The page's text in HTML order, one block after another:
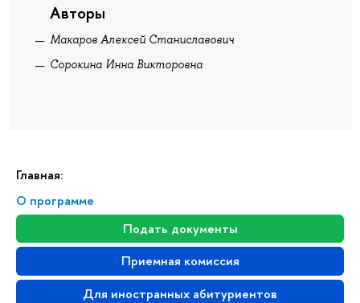
Главная:
О программе
Подать документы
Приемная комиссия
Для иностранных абитуриентов
Авторы
Макаров Алексей Станиславович
Сорокина Инна Викторовна